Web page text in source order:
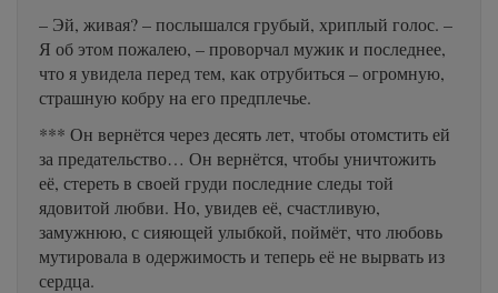
– Эй, живая? – послышался грубый, хриплый голос. –
Я об этом пожалею, – проворчал мужик и последнее,
что я увидела перед тем, как отрубиться – огромную,
страшную кобру на его предплечье.
*** Он вернётся через десять лет, чтобы отомстить ей
за предательство… Он вернётся, чтобы уничтожить
её, стереть в своей груди последние следы той
ядовитой любви. Но, увидев её, счастливую,
замужнюю, с сияющей улыбкой, поймёт, что любовь
мутировала в одержимость и теперь её не вырвать из
сердца.